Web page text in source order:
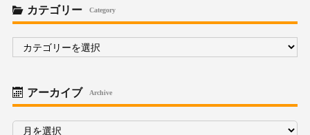
カテゴリー Category
ゴ
アーカイブ Archive
ア